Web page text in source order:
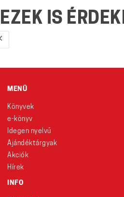
EZEK IS
MENÜ
Könyvek
e-könyv
Idegen nyelvű
Ajándéktárgyak
Akciók
Hírek
INFO